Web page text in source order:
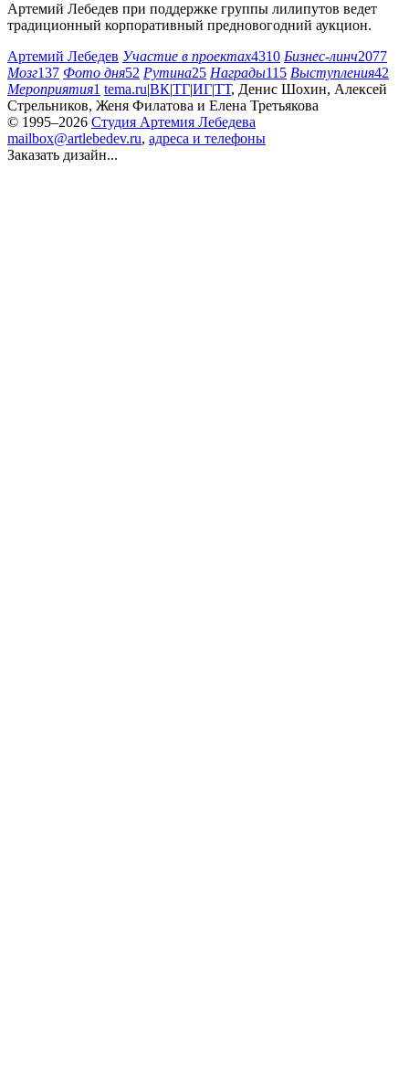
Артемий Лебедев при поддержке группы лилипутов ведет
традиционный корпоративный предновогодний аукцион.
Артемий Лебедев Участие в проектах4310 Бизнес-линч2077
Мозг137 Фото дня52 Рутина25 Награды115 Выступления42
Мероприятия1 tema.ru|ВК|ТГ|ИГ|ТТ, Денис Шохин, Алексей
Стрельников, Женя Филатова и Елена Третьякова
© 1995–2026 Студия Артемия Лебедева
mailbox@artlebedev.ru, адреса и телефоны
Заказать дизайн...